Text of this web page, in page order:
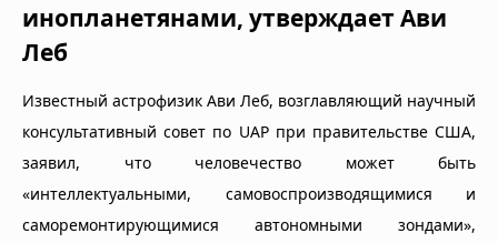
инопланетянами, утверждает Ави
Леб
Известный астрофизик Ави Леб, возглавляющий научный
консультативный совет по UAP при правительстве США,
заявил, что человечество может быть
«интеллектуальными, самовоспроизводящимися и
саморемонтирующимися автономными зондами»,